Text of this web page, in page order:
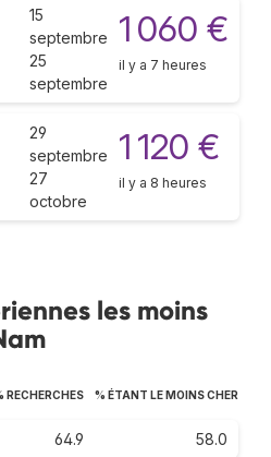
15
septembre
25
septembre
1 060 €
il y a 7 heures
29
septembre
27
octobre
1 120 €
il y a 8 heures
les moins
RECHERCHES % ÉTANT LE MOINS CHER
64.9 58.0